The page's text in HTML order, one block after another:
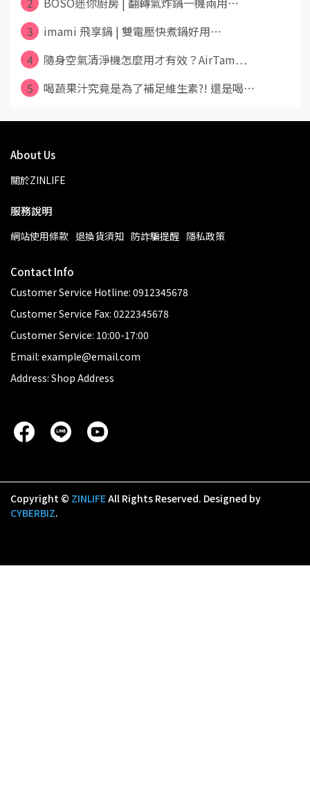
3
imami 飛享鍋 | 雙電壓快煮鍋好用⋯
4
隨身空氣清淨機怎麼用才有效？AirTam⋯
5
喝蔬果汁究竟是為了補足維生素?! 還是喝⋯
About Us
關於ZINLIFE
服務說明
網站使用條款 退換貨須知 防詐騙提醒 隱私政策
Contact Info
Customer Service Hotline: 0912345678
Customer Service Fax: 0222345678
Customer Service: 10:00-17:00
Email: example@email.com
Address: Shop Address
Copyright © ZINLIFEAll Rights Reserved. Designed by
CYBERBIZ.